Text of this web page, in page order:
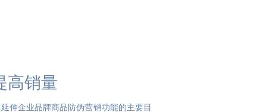
高销量
伸企业品牌商品防伪营销功能的主要目